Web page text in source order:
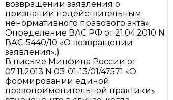
возвращении заявления о
признании недействительным
ненормативного правового акта»;
Определение ВАС РФ от 21.04.2010 N
ВАС-5440/10 «О возвращении
заявления».)
В письме Минфина России от
07.11.2013 N 03-01-13/01/47571 «О
формировании единой
правоприменительной практики»